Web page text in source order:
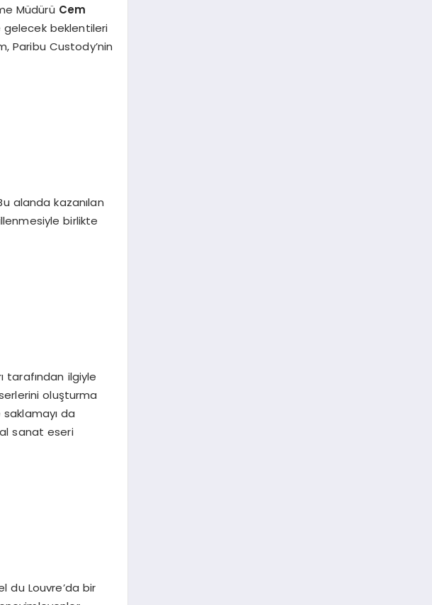
Müdürü Cem
beklentileri
Paribu Custody’nin
alanda kazanılan
birlikte
tarafından ilgiyle
oluşturma
saklamayı da
sanat eseri
du Louvre’da bir